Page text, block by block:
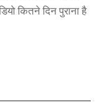
कितने दिन पुराना है